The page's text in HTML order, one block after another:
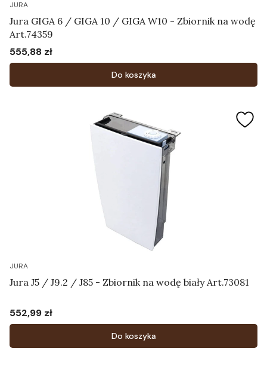
JURA
Jura GIGA 6 / GIGA 10 / GIGA W10 - Zbiornik na wodę
Art.74359
Cena
555,88 zł
Do koszyka
JURA
Jura J5 / J9.2 / J85 - Zbiornik na wodę biały Art.73081
Cena
552,99 zł
Do koszyka